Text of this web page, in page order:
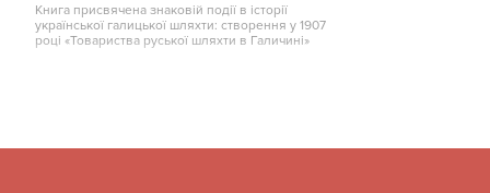
Книга присвячена знаковій події в історії
української галицької шляхти: створення у 1907
році «Товариства руської шляхти в Галичині»